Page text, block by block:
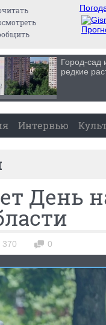
Город-сад
редкие
Интервью
День
370 0